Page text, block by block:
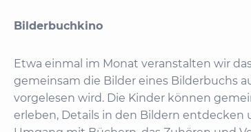
Bilderbuchkino
Etwa einmal im Monat veranstalten wir
gemeinsam die Bilder eines Bilderbuchs
vorgelesen wird. Die Kinder können
erleben, Details in den Bildern entdecken